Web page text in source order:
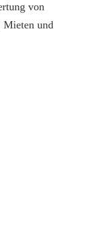
von
Mieten und